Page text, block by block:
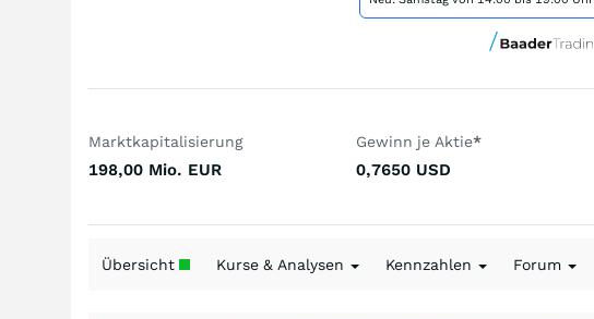
Marktkapitalisierung
198,00 Mio. EUR
Gewinn je Aktie*
0,7650 USD
Übersicht Kurse & Analysen Kennzahlen Forum